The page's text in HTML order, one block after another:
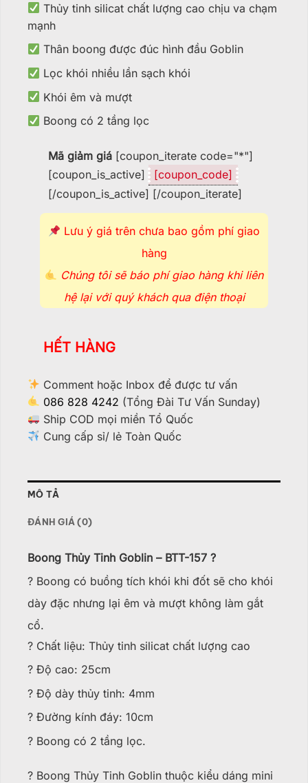
Thủy tinh silicat chất lượng cao chịu va chạm
mạnh
Thân boong được đúc hình đầu Goblin
Lọc khói nhiều lần sạch khói
Khói êm và mượt
Boong có 2 tầng lọc
Mã giảm giá [coupon_iterate code="*"]
[coupon_is_active]
[coupon_code]
[/coupon_is_active] [/coupon_iterate]
Lưu ý giá trên chưa bao gồm phí giao
hàng
Chúng tôi sẽ báo phí giao hàng khi liên
hệ lại với quý khách qua điện thoại
HẾT HÀNG
Comment hoặc Inbox để được tư vấn
086 828 4242 (Tổng Đài Tư Vấn Sunday)
Ship COD mọi miền Tổ Quốc
Cung cấp sỉ/ lẻ Toàn Quốc
MÔ TẢ
ĐÁNH GIÁ (0)
Boong Thủy Tinh Goblin – BTT-157 ?
? Boong có buồng tích khói khi đốt sẽ cho khói
dày đặc nhưng lại êm và mượt không làm gắt
cổ.
? Chất liệu: Thủy tinh silicat chất lượng cao
? Độ cao: 25cm
? Độ dày thủy tinh: 4mm
? Đường kính đáy: 10cm
? Boong có 2 tầng lọc.
? Boong Thủy Tinh Goblin thuộc kiểu dáng mini